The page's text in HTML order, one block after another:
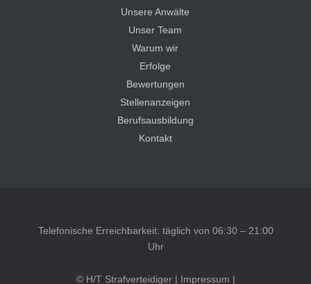
Unsere Anwälte
Unser Team
Warum wir
Erfolge
Bewertungen
Stellenanzeigen
Berufsausbildung
Kontakt
Telefonische Erreichbarkeit: täglich von 06:30 – 21:00
Uhr
© H/T Strafverteidiger | Impressum |